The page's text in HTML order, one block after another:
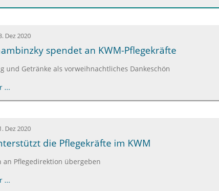
Dez 2020
spendet an KWM-Pflegekräfte
und Getränke als vorweihnachtliches Dankeschön
...
Dez 2020
die Pflegekräfte im KWM
an Pflegedirektion übergeben
...